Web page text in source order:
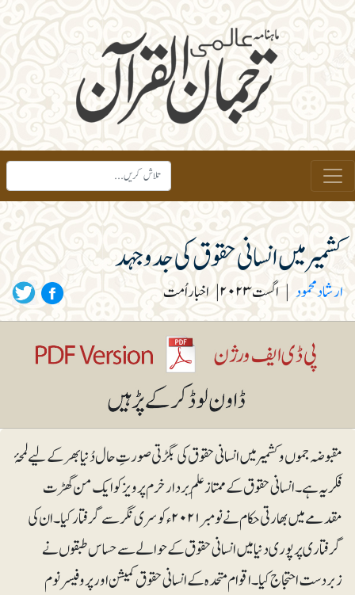
کشمیر میں انسانی حقوق کی جدوجہد
ارشاد محمود اگست ۲۰۲۳ | اخبار اُمت
مقبوضہ جموں و کشمیر میں انسانی حقوق کی بگڑتی صورتِ حال دُنیابھر کے لیے لمحۂ
فکریہ ہے۔ انسانی حقوق کے ممتاز علَم بردار خرم پرویز کو ایک من گھڑت
مقدمے میں بھارتی حکام نے نومبر۲۰۲۱ء کو سری نگر سے گرفتار کیا۔ ان کی
گرفتاری پر پوری دنیا میں انسانی حقوق کے حوالے سے حساس طبقوں نے
زبردست احتجاج کیا۔ اقوام متحدہ کے انسانی حقوق کمیشن اور پروفیسر نوم